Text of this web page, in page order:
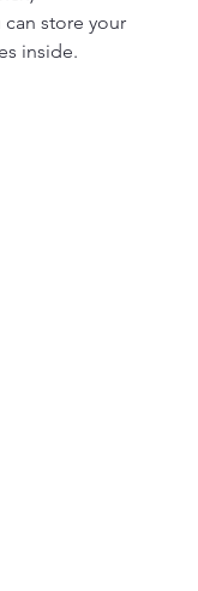
store your
inside.